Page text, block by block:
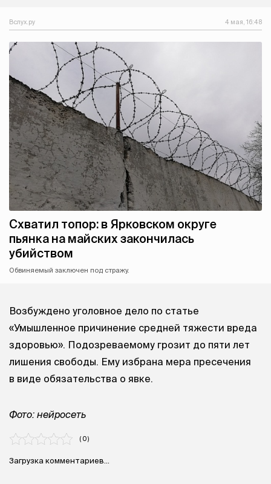
Вслух.ру 4 мая, 16:48
Схватил топор: в Ярковском округе
пьянка на майских закончилась
убийством
Обвиняемый заключен под стражу.
Возбуждено уголовное дело по статье
«Умышленное причинение средней тяжести вреда
здоровью». Подозреваемому грозит до пяти лет
лишения свободы. Ему избрана мера пресечения
в виде обязательства о явке.
Фото: нейросеть
( 0 )
Загрузка комментариев...